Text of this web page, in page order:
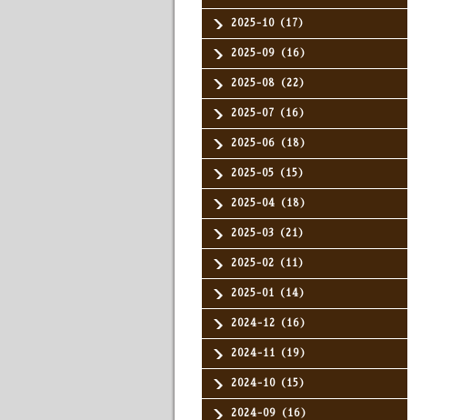
2025-10（17）
2025-09（16）
2025-08（22）
2025-07（16）
2025-06（18）
2025-05（15）
2025-04（18）
2025-03（21）
2025-02（11）
2025-01（14）
2024-12（16）
2024-11（19）
2024-10（15）
2024-09（16）